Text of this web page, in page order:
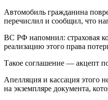
Автомобиль гражданина
перечислил и сообщил, что
ВС РФ напомнил: страховая
реализацию этого права
Такое соглашение — акцепт
Апелляция и кассация этого
на экземпляре документа,